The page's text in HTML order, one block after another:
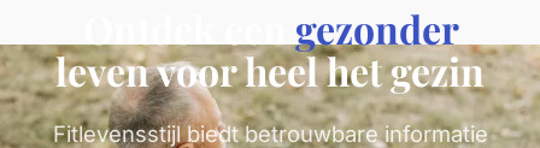
gezonder
leven voor heel het gezin
Fitlevensstijl biedt betrouwbare informatie